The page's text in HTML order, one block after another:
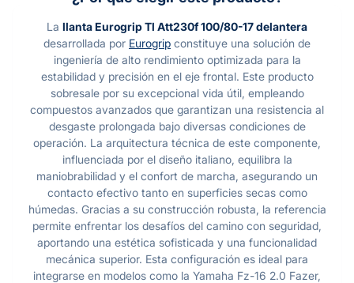
La llanta Eurogrip Tl Att230f 100/80-17 delantera
desarrollada por Eurogrip constituye una solución de
ingeniería de alto rendimiento optimizada para la
estabilidad y precisión en el eje frontal. Este producto
sobresale por su excepcional vida útil, empleando
compuestos avanzados que garantizan una resistencia al
desgaste prolongada bajo diversas condiciones de
operación. La arquitectura técnica de este componente,
influenciada por el diseño italiano, equilibra la
maniobrabilidad y el confort de marcha, asegurando un
contacto efectivo tanto en superficies secas como
húmedas. Gracias a su construcción robusta, la referencia
permite enfrentar los desafíos del camino con seguridad,
aportando una estética sofisticada y una funcionalidad
mecánica superior. Esta configuración es ideal para
integrarse en modelos como la Yamaha Fz-16 2.0 Fazer,